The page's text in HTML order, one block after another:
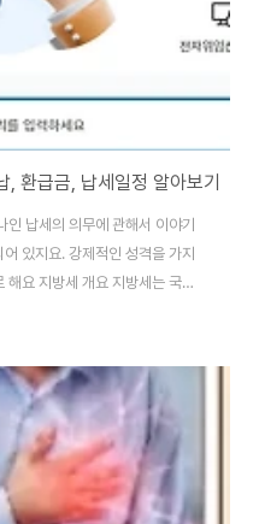
환급금, 납세일정 알아보기
납세의 의무에 관해서 이야기
있지요. 강제적인 성격을 가지
해요 지방세 개요 지방세는 국가
당 지역의 경제와 사회를 지원하
에 부과 징수됩니다. 그 대상과 방
지방세는 주로 지역의 공공 서비
니다. 지방세 수입은 주로 지방
같은 공공 서비스를 제공하는